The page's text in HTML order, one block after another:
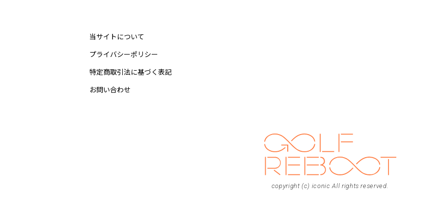
当サイトについて
プライバシーポリシー
特定商取引法に基づく表記
お問い合わせ
copyright (c) iconic All rights reserved.